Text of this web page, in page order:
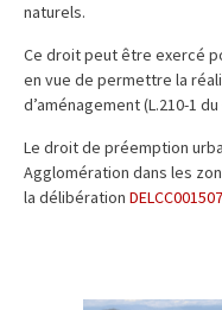
naturels.
Ce droit peut être exercé
en vue de permettre la
d’aménagement (L.210-1
Le droit de préemption
Agglomération dans les
la délibération DELCC001507